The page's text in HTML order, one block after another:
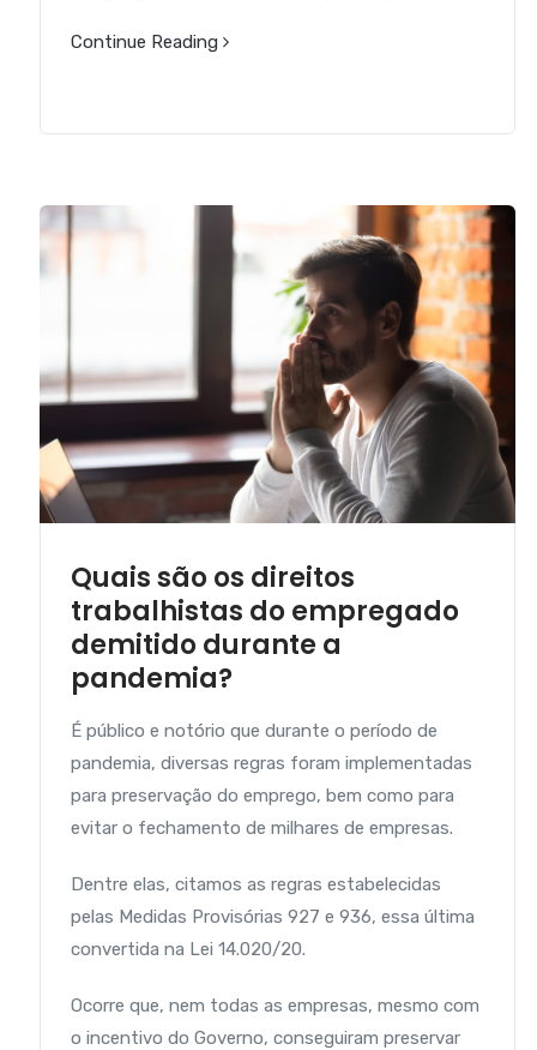
Continue Reading
Quais são os direitos
trabalhistas do empregado
demitido durante a
pandemia?
É público e notório que durante o período de
pandemia, diversas regras foram implementadas
para preservação do emprego, bem como para
evitar o fechamento de milhares de empresas.
Dentre elas, citamos as regras estabelecidas
pelas Medidas Provisórias 927 e 936, essa última
convertida na Lei 14.020/20.
Ocorre que, nem todas as empresas, mesmo com
o incentivo do Governo, conseguiram preservar